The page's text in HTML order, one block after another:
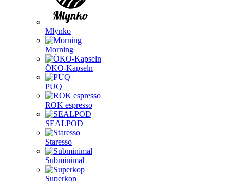
Mlynko
Morning
ÖKO-Kapseln
PUQ
ROK espresso
SEALPOD
Staresso
Subminimal
Superkop